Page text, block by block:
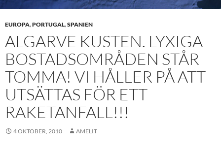
EUROPA,PORTUGAL,SPANIEN
ALGARVE KUSTEN. LYXIGA
BOSTADSOMRÅDEN STÅR
TOMMA! VI HÅLLER PÅ ATT
UTSÄTTAS FÖR ETT
RAKETANFALL!!!
4 OKTOBER, 2010 AMELIT